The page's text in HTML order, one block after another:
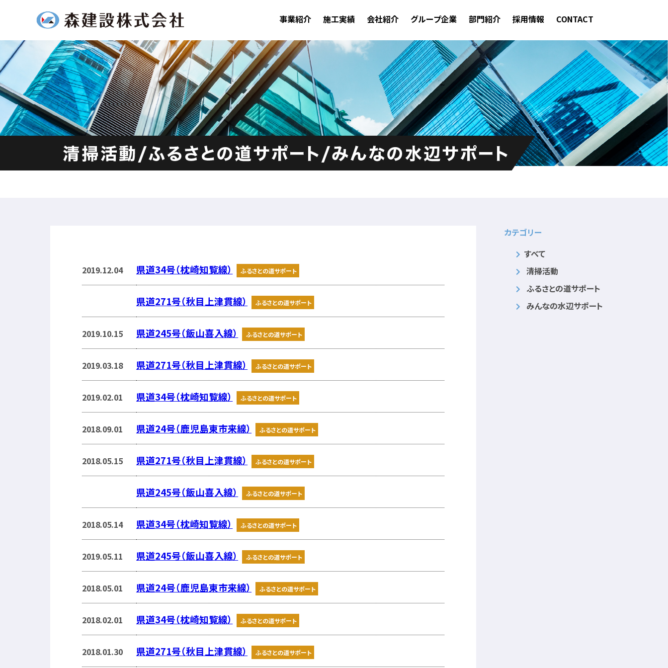
事業紹介 施工実績 会社紹介 グループ企業 部門紹介 採用情報 CONTACT
2019.12.04 県道34号（枕崎知覧線） ふるさとの道サポート
県道271号（秋目上津貫線） ふるさとの道サポート
2019.10.15 県道245号（飯山喜入線） ふるさとの道サポート
2019.03.18 県道271号（秋目上津貫線） ふるさとの道サポート
2019.02.01 県道34号（枕崎知覧線） ふるさとの道サポート
2018.09.01 県道24号（鹿児島東市来線） ふるさとの道サポート
2018.05.15 県道271号（秋目上津貫線） ふるさとの道サポート
県道245号（飯山喜入線） ふるさとの道サポート
2018.05.14 県道34号（枕崎知覧線） ふるさとの道サポート
2019.05.11 県道245号（飯山喜入線） ふるさとの道サポート
2018.05.01 県道24号（鹿児島東市来線） ふるさとの道サポート
2018.02.01 県道34号（枕崎知覧線） ふるさとの道サポート
2018.01.30 県道271号（秋目上津貫線） ふるさとの道サポート
カテゴリー
すべて
清掃活動
ふるさとの道サポート
みんなの水辺サポート